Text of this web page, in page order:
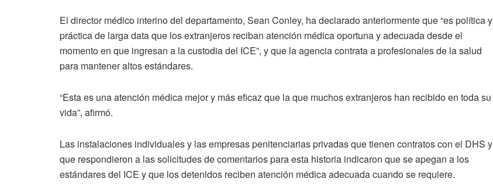
El director médico interino del departamento, Sean Conley, ha declarado anteriormente que “es política y
práctica de larga data que los extranjeros reciban atención médica oportuna y adecuada desde el
momento en que ingresan a la custodia del ICE”, y que la agencia contrata a profesionales de la salud
para mantener altos estándares.
“Esta es una atención médica mejor y más eficaz que la que muchos extranjeros han recibido en toda su
vida”, afirmó.
Las instalaciones individuales y las empresas penitenciarias privadas que tienen contratos con el DHS y
que respondieron a las solicitudes de comentarios para esta historia indicaron que se apegan a los
estándares del ICE y que los detenidos reciben atención médica adecuada cuando se requiere.